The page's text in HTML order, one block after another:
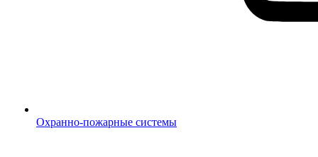
Охранно-пожарные системы